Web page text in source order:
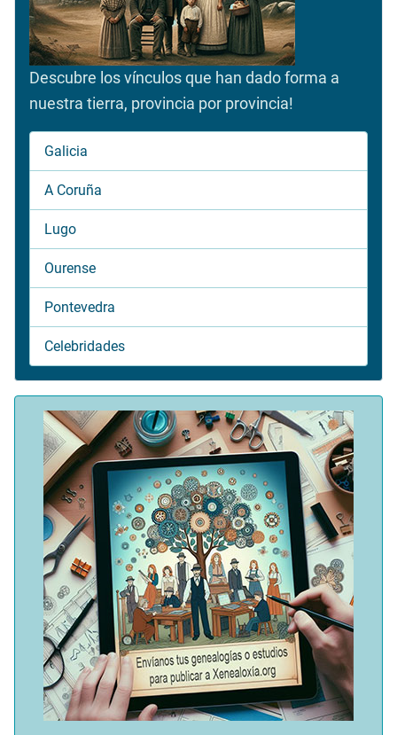
Descubre los vínculos que han dado forma a
nuestra tierra, provincia por provincia!
Galicia
A Coruña
Lugo
Ourense
Pontevedra
Celebridades